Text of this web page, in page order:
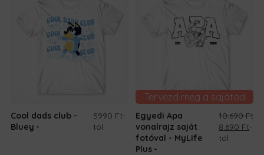
Cool dads club -
Bluey
5990 Ft-
tól
Tervezd meg a sajátod
Egyedi Apa
vonalrajz saját
fotóval - MyLife
Plus
10.690Ft
Original
price
8.690 Ft-
tól